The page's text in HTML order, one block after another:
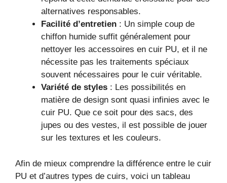
alternatives responsables.
Facilité d’entretien : Un simple coup de
chiffon humide suffit généralement pour
nettoyer les accessoires en cuir PU, et il ne
nécessite pas les traitements spéciaux
souvent nécessaires pour le cuir véritable.
Variété de styles : Les possibilités en
matière de design sont quasi infinies avec le
cuir PU. Que ce soit pour des sacs, des
jupes ou des vestes, il est possible de jouer
sur les textures et les couleurs.
Afin de mieux comprendre la différence entre le cuir
PU et d’autres types de cuirs, voici un tableau